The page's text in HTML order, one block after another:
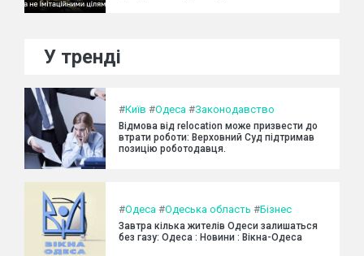
У тренді
#Київ #Одеса #Законодавство
Відмова від relocation може призвести до
втрати роботи: Верховний Суд підтримав
позицію роботодавця.
#Одеса #Одеська область #Бізнес
Завтра кілька жителів Одеси залишаться
без газу: Одеса : Новини : Вікна-Одеса